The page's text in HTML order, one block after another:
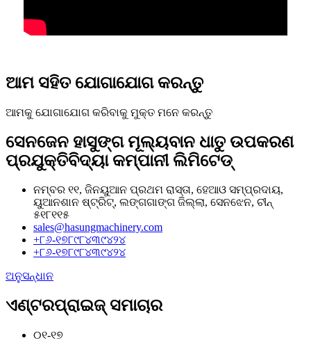
ଆମ ସହିତ ଯୋଗାଯୋଗ କରନ୍ତୁ
ଆମକୁ ଯୋଗାଯୋଗ କରିବାକୁ ମୁକ୍ତ ମନେ କରନ୍ତୁ
ସେନଜେନ ହାସୁଙ୍ଗ ମୂଲ୍ୟବାନ ଧାତୁ ଉପକରଣ
ପ୍ରଯୁକ୍ତିବିଦ୍ୟା କମ୍ପାନୀ ଲିମିଟେଡ୍
ନମ୍ବର ୧୧, ଜିନୟୁଆନ ପ୍ରଥମ ରାସ୍ତା, ହେଆଓ ସମ୍ପ୍ରଦାୟ,
ୟୁଆନଶାନ ଷ୍ଟ୍ରିଟ୍, ଲଙ୍ଗଗାଙ୍ଗ ଜିଲ୍ଲା, ସେନଝେନ, ଚୀନ୍
୫୧୮୧୧୫
sales@hasungmachinery.com
+୮୬-୧୭୮୯୮୪୩୯୪୨୪
+୮୬-୧୭୮୯୮୪୩୯୪୨୪
ଅନୁସନ୍ଧାନ
ଏଣ୍ଟରପ୍ରାଇଜ୍ ସମାଚାର
୦୧-୧୭